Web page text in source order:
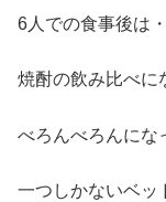
6人での食事後は
焼酎の飲み比べに
べろんべろんにな
一つしかないベッ